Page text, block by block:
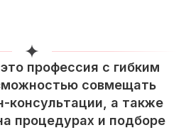
профессия с гибким
совмещать
консультации, а также
процедурах и подборе